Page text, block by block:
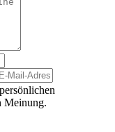
Meinung.